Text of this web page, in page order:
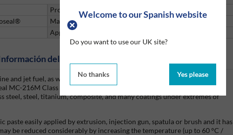
Welcome to our Spanish website
Do you want to use our UK site?
No thanks Yes please
Product Colour
Red | Black
Manufacturer Name
Chemetall GmbH
Application Time
del producto
and jet fuel, as well as resistance to the chemicals and petroleum
MC-216M Class A remains flexible and keeps a low bond strength on
steel, steel, titanium, composite, and many coatings under extremes of
paste easily applied by extrusion, injection gun, spatula or brush and it has
be reduced considerably by increasing the temperature (up to 60 °C /